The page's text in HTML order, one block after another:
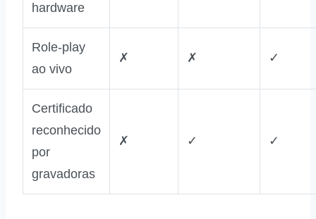
hardware
Role‑play
ao vivo
✗ ✗ ✓
Certificado
reconhecido
por
gravadoras
✗ ✓ ✓